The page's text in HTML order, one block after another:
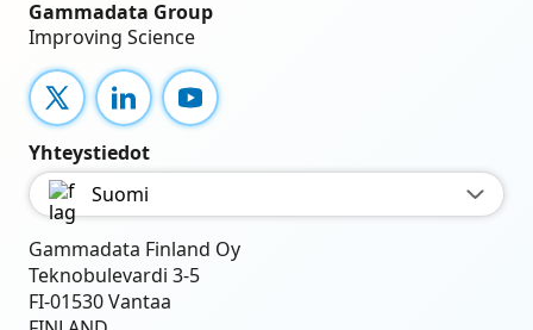
Gammadata Group
Improving Science
X LinkedInYouTube
Yhteystiedot
Suomi
Gammadata Finland Oy
Teknobulevardi 3-5
FI-01530 Vantaa